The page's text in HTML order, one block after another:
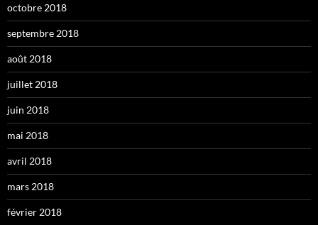
octobre 2018
septembre 2018
août 2018
juillet 2018
juin 2018
mai 2018
avril 2018
mars 2018
février 2018